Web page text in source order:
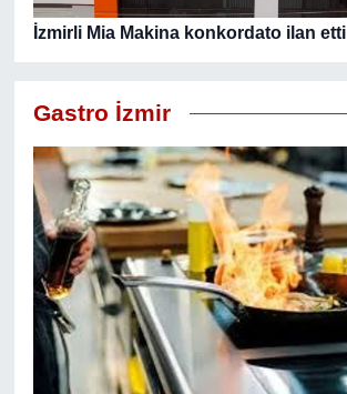
İzmirli Mia Makina konkordato ilan etti
Gastro İzmir